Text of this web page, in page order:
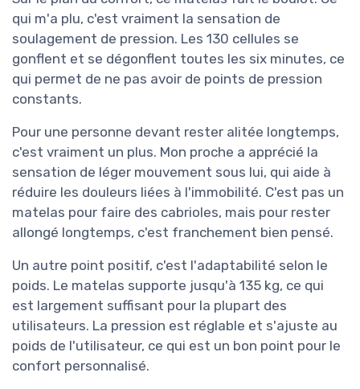
qui m'a plu, c'est vraiment la sensation de
soulagement de pression. Les 130 cellules se
gonflent et se dégonflent toutes les six minutes, ce
qui permet de ne pas avoir de points de pression
constants.
Pour une personne devant rester alitée longtemps,
c'est vraiment un plus. Mon proche a apprécié la
sensation de léger mouvement sous lui, qui aide à
réduire les douleurs liées à l'immobilité. C'est pas un
matelas pour faire des cabrioles, mais pour rester
allongé longtemps, c'est franchement bien pensé.
Un autre point positif, c'est l'adaptabilité selon le
poids. Le matelas supporte jusqu'à 135 kg, ce qui
est largement suffisant pour la plupart des
utilisateurs. La pression est réglable et s'ajuste au
poids de l'utilisateur, ce qui est un bon point pour le
confort personnalisé.